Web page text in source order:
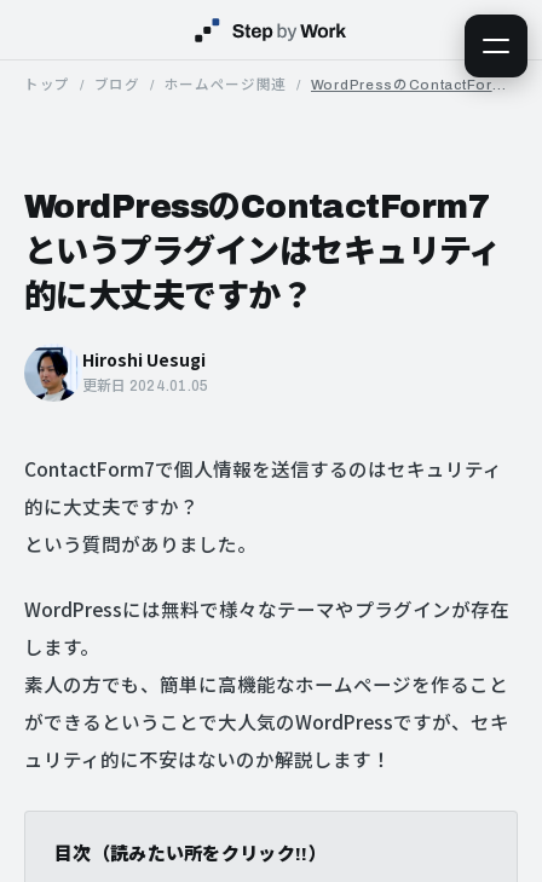
トップ ブログ ホームページ関連
WordPressのContactForm7
というプラグインはセキュリティ
的に大丈夫ですか？
Hiroshi Uesugi
更新日 2024.01.05
ContactForm7で個人情報を送信するのはセキュリティ
的に大丈夫ですか？
という質問がありました。
WordPressには無料で様々なテーマやプラグインが存在
します。
素人の方でも、簡単に高機能なホームページを作ること
ができるということで大人気のWordPressですが、セキ
ュリティ的に不安はないのか解説します！
目次（読みたい所をクリック!!）